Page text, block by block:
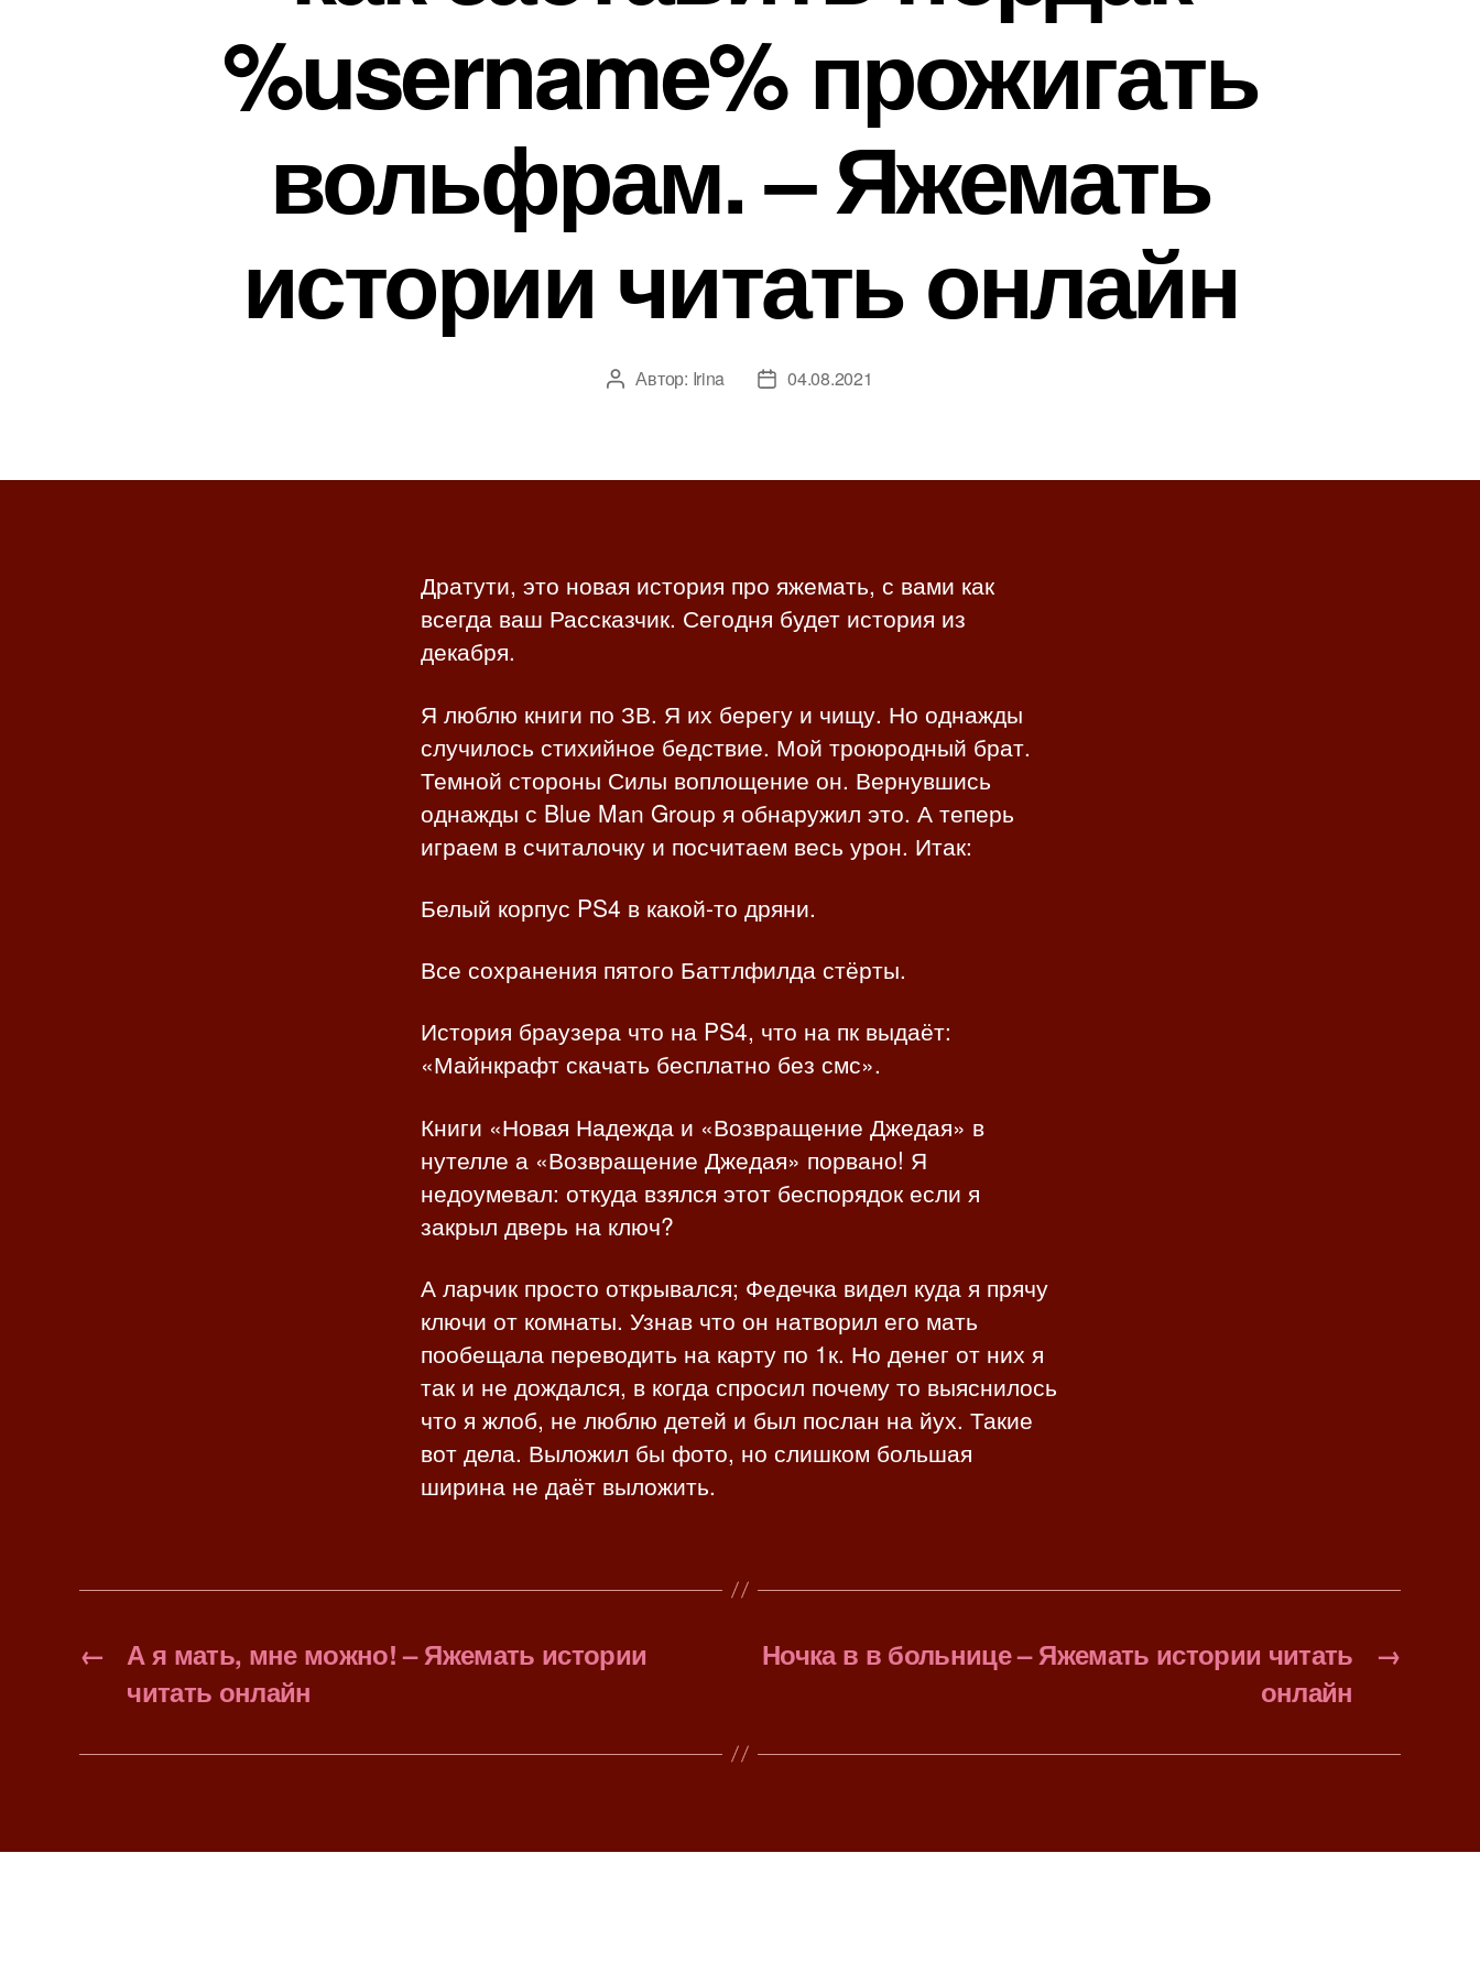
%username% прожигать
вольфрам. – Яжемать
истории читать онлайн
А
р
и
с
Автор: Irina
Д
з
с
и
04.08.2021
Дратути, это новая история про яжемать, с вами как
всегда ваш Рассказчик. Сегодня будет история из
декабря.
Я люблю книги по ЗВ. Я их берегу и чищу. Но однажды
случилось стихийное бедствие. Мой троюродный брат.
Темной стороны Силы воплощение он. Вернувшись
однажды с Blue Man Group я обнаружил это. А теперь
играем в считалочку и посчитаем весь урон. Итак:
Белый корпус PS4 в какой-то дряни.
Все сохранения пятого Баттлфилда стёрты.
История браузера что на PS4, что на пк выдаёт:
«Майнкрафт скачать бесплатно без смс».
Книги «Новая Надежда и «Возвращение Джедая» в
нутелле а «Возвращение Джедая» порвано! Я
недоумевал: откуда взялся этот беспорядок если я
закрыл дверь на ключ?
А ларчик просто открывался; Федечка видел куда я прячу
ключи от комнаты. Узнав что он натворил его мать
пообещала переводить на карту по 1к. Но денег от них я
так и не дождался, в когда спросил почему то выяснилось
что я жлоб, не люблю детей и был послан на йух. Такие
вот дела. Выложил бы фото, но слишком большая
ширина не даёт выложить.
←
А я мать, мне можно! – Яжемать истории
читать онлайн
→
Ночка в в больнице – Яжемать истории читать
онлайн